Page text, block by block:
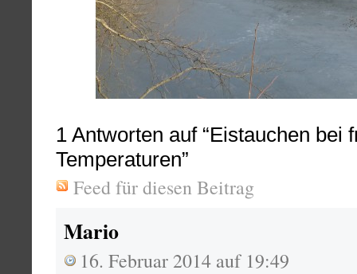
1 Antworten auf “Eistauchen bei
Temperaturen”
Feed für diesen Beitrag
Mario
16. Februar 2014 auf 19:49